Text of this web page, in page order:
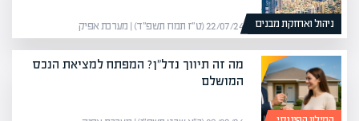
ניהול ואחזקת מבנים 22/07/24 (ט״ז תמוז תשפ״ד) | מערכת אפיק
מה זה תיווך נדל"ן? המפתח למציאת הנכס
המושלם